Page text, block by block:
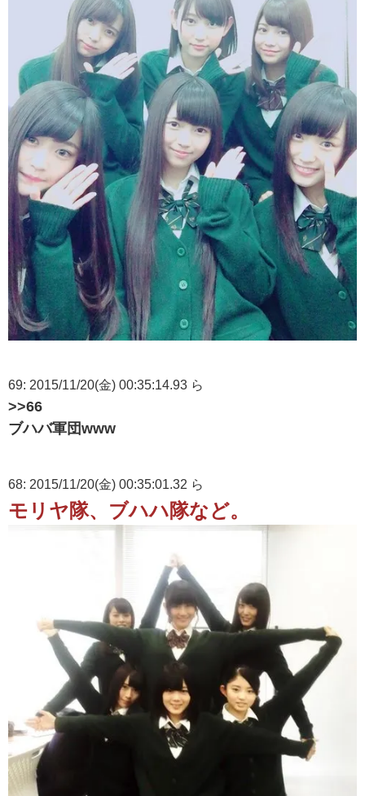
69: 2015/11/20(金) 00:35:14.93 ら
>>66
ブハバ軍団www
68: 2015/11/20(金) 00:35:01.32 ら
モリヤ隊、ブハハ隊など。